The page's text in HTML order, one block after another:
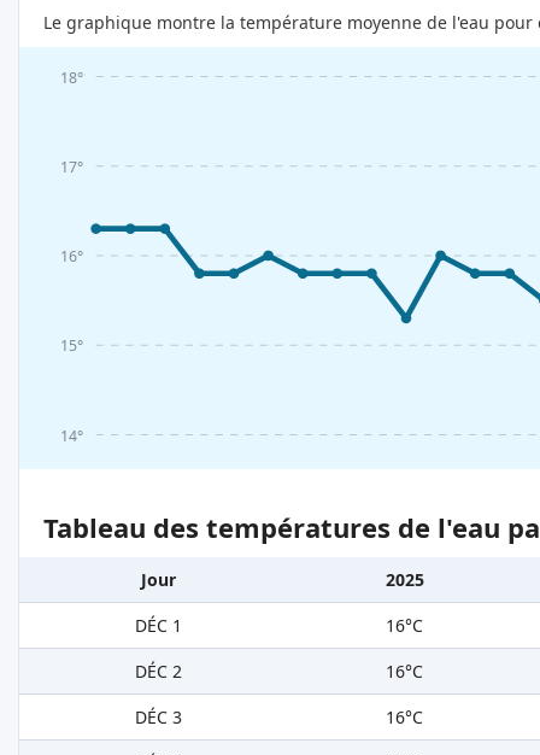
Le graphique montre la température moyenne de l'eau
14°
15°
16°
17°
18°
Tableau des températures de l'eau
Jour
2025
DÉC 1
16°C
DÉC 2
16°C
DÉC 3
16°C